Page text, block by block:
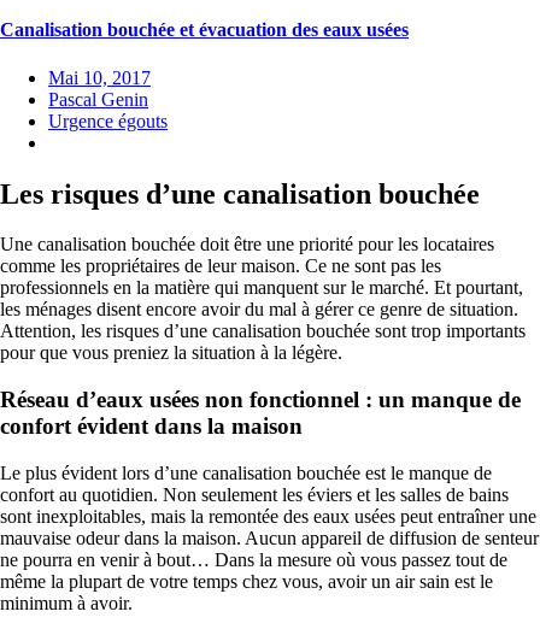
Canalisation bouchée et évacuation des eaux usées
Mai 10, 2017
Pascal Genin
Urgence égouts
Les risques d’une canalisation bouchée
Une canalisation bouchée doit être une priorité pour les locataires
comme les propriétaires de leur maison. Ce ne sont pas les
professionnels en la matière qui manquent sur le marché. Et pourtant,
les ménages disent encore avoir du mal à gérer ce genre de situation.
Attention, les risques d’une canalisation bouchée sont trop importants
pour que vous preniez la situation à la légère.
Réseau d’eaux usées non fonctionnel : un manque de
confort évident dans la maison
Le plus évident lors d’une canalisation bouchée est le manque de
confort au quotidien. Non seulement les éviers et les salles de bains
sont inexploitables, mais la remontée des eaux usées peut entraîner une
mauvaise odeur dans la maison. Aucun appareil de diffusion de senteur
ne pourra en venir à bout… Dans la mesure où vous passez tout de
même la plupart de votre temps chez vous, avoir un air sain est le
minimum à avoir.